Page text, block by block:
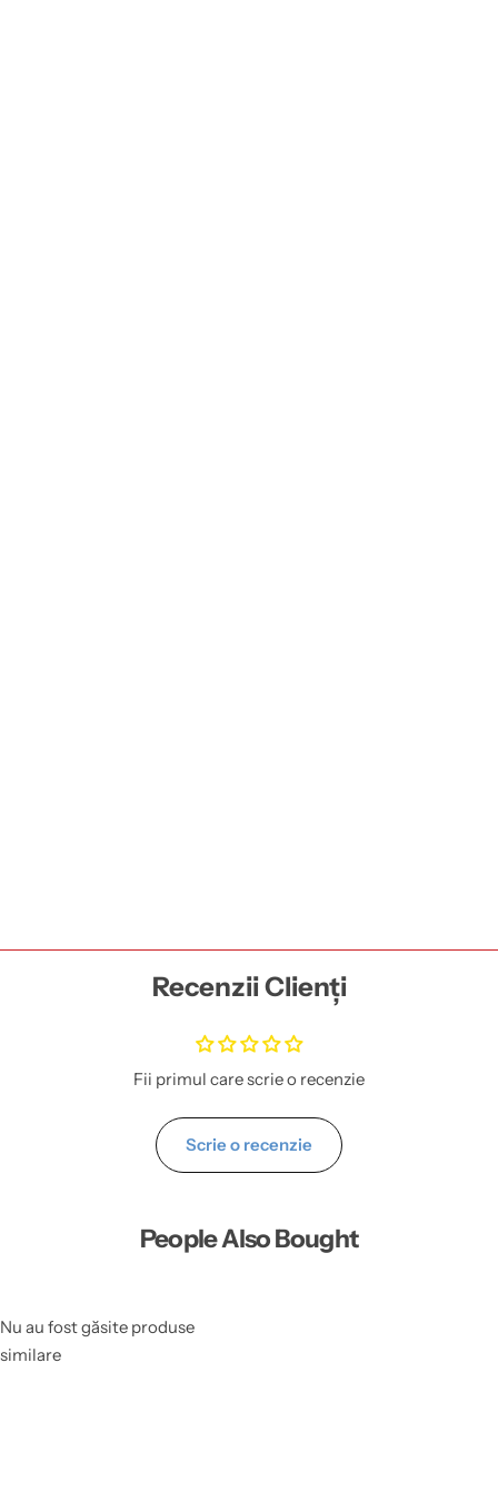
Recenzii Clienți
Fii primul care scrie o recenzie
Scrie o recenzie
People Also Bought
Nu au fost găsite produse
similare